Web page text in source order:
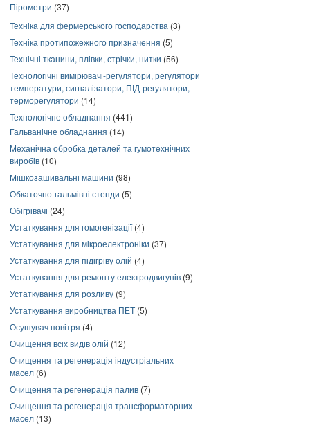
Пірометри (37)
Техніка для фермерського господарства (3)
Техніка протипожежного призначення (5)
Технічні тканини, плівки, стрічки, нитки (56)
Технологічні вимірювачі-регулятори, регулятори
температури, сигналізатори, ПІД-регулятори,
терморегулятори (14)
Технологічне обладнання (441)
Гальванічне обладнання (14)
Механічна обробка деталей та гумотехнічних
виробів (10)
Мішкозашивальні машини (98)
Обкаточно-гальмівні стенди (5)
Обігрівачі (24)
Устаткування для гомогенізації(4)
Устаткування для мікроелектроніки (37)
Устаткування для підігріву олій (4)
Устаткування для ремонту електродвигунів (9)
Устаткування для розливу (9)
Устаткування виробництва ПЕТ (5)
Осушувач повітря (4)
Очищення всіх видів олій (12)
Очищення та регенерація індустріальних
масел (6)
Очищення та регенерація палив (7)
Очищення та регенерація трансформаторних
масел (13)